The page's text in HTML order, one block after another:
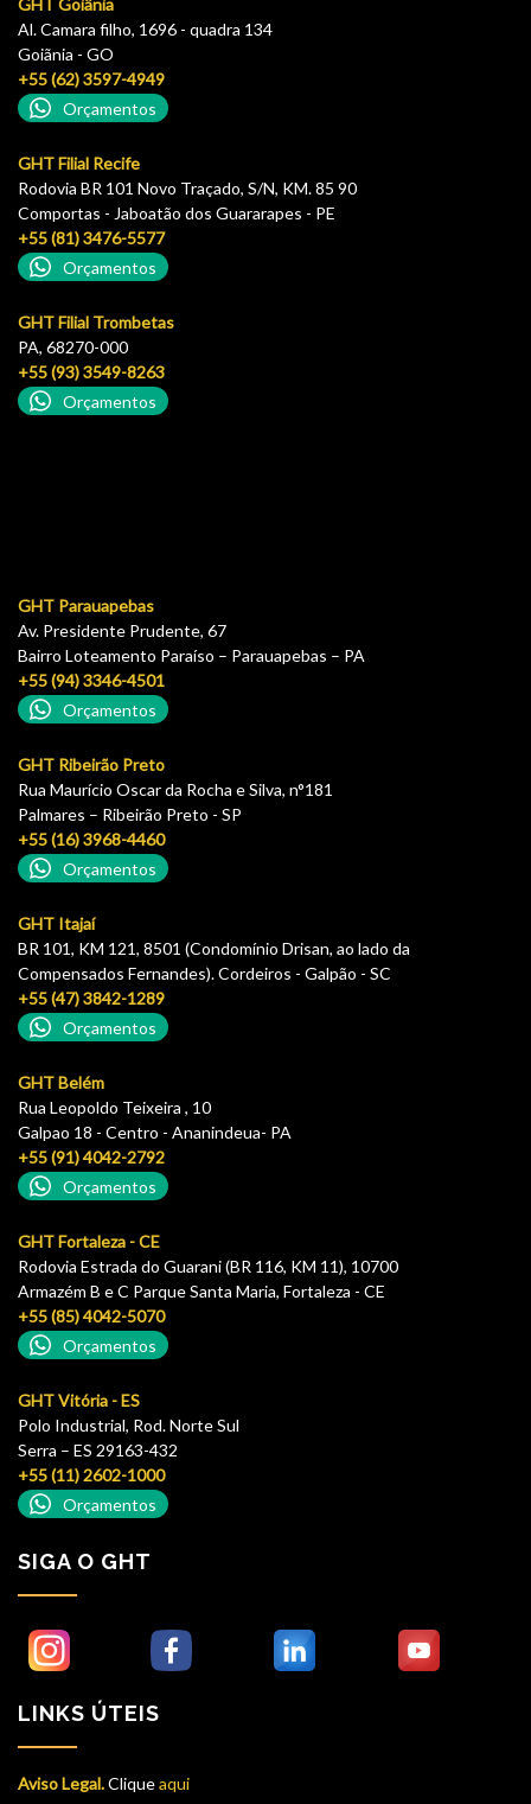
GHT Goiânia
Al. Camara filho, 1696 - quadra 134
Goiãnia - GO
+55 (62) 3597-4949
Orçamentos
GHT Filial Recife
Rodovia BR 101 Novo Traçado, S/N, KM. 85 90
Comportas - Jaboatão dos Guararapes - PE
+55 (81) 3476-5577
Orçamentos
GHT Filial Trombetas
PA, 68270-000
+55 (93) 3549-8263
Orçamentos
GHT Parauapebas
Av. Presidente Prudente, 67
Bairro Loteamento Paraíso – Parauapebas – PA
+55 (94) 3346-4501
Orçamentos
GHT Ribeirão Preto
Rua Maurício Oscar da Rocha e Silva, n°181
Palmares – Ribeirão Preto - SP
+55 (16) 3968-4460
Orçamentos
GHT Itajaí
BR 101, KM 121, 8501 (Condomínio Drisan, ao lado da
Compensados Fernandes). Cordeiros - Galpão - SC
+55 (47) 3842-1289
Orçamentos
GHT Belém
Rua Leopoldo Teixeira , 10
Galpao 18 - Centro - Ananindeua- PA
+55 (91) 4042-2792
Orçamentos
GHT Fortaleza - CE
Rodovia Estrada do Guarani (BR 116, KM 11), 10700
Armazém B e C Parque Santa Maria, Fortaleza - CE
+55 (85) 4042-5070
Orçamentos
GHT Vitória - ES
Polo Industrial, Rod. Norte Sul
Serra – ES 29163-432
+55 (11) 2602-1000
Orçamentos
SIGA O GHT
LINKS ÚTEIS
Aviso Legal.Cliqueaqui